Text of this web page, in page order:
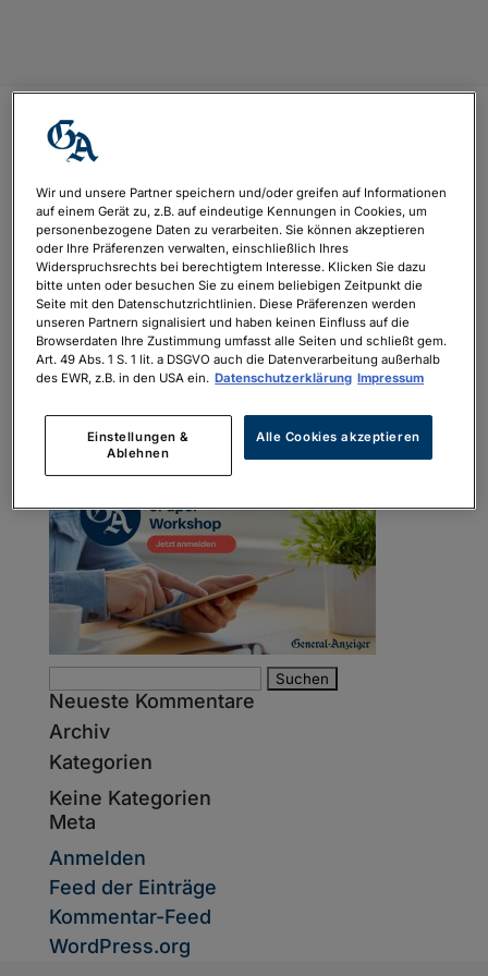
Banner
vonphilipp.neubauer|März 18, 2024
nach:
Neueste Kommentare
Archiv
Kategorien
Keine Kategorien
Meta
Anmelden
Feed der Einträge
Kommentar-Feed
WordPress.org
Wir und unsere Partner speichern und/oder greifen auf Informationen
auf einem Gerät zu, z.B. auf eindeutige Kennungen in Cookies, um
personenbezogene Daten zu verarbeiten. Sie können akzeptieren
oder Ihre Präferenzen verwalten, einschließlich Ihres
Widerspruchsrechts bei berechtigtem Interesse. Klicken Sie dazu
bitte unten oder besuchen Sie zu einem beliebigen Zeitpunkt die
Seite mit den Datenschutzrichtlinien. Diese Präferenzen werden
unseren Partnern signalisiert und haben keinen Einfluss auf die
Browserdaten Ihre Zustimmung umfasst alle Seiten und schließt gem.
Art. 49 Abs. 1 S. 1 lit. a DSGVO auch die Datenverarbeitung außerhalb
des EWR, z.B. in den USA ein. Datenschutzerklärung Impressum
Einstellungen &
Ablehnen
Alle Cookies akzeptieren